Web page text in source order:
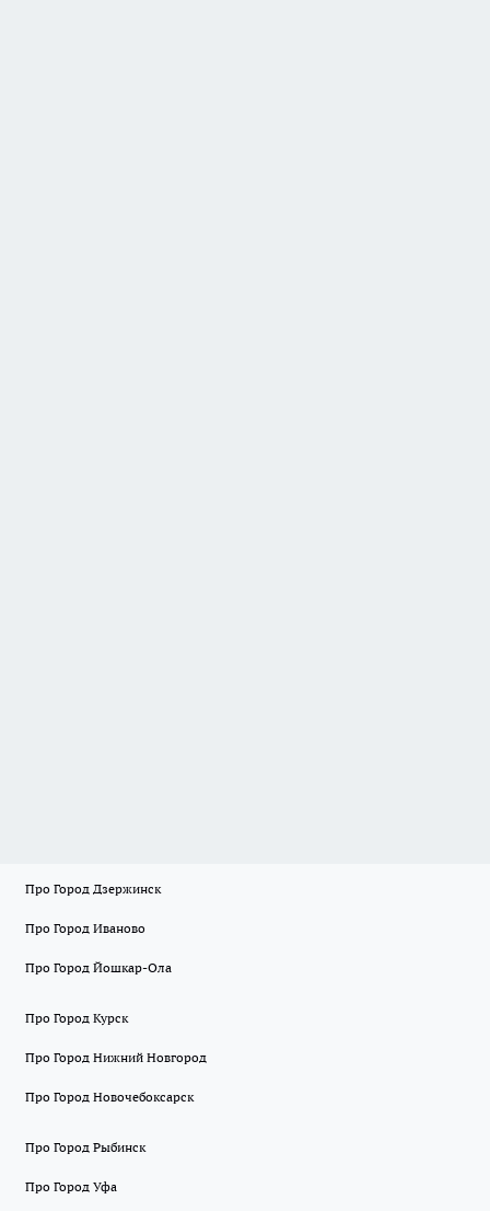
Про Город Дзержинск
Про Город Иваново
Про Город Йошкар-Ола
Про Город Курск
Про Город Нижний Новгород
Про Город Новочебоксарск
Про Город Рыбинск
Про Город Уфа